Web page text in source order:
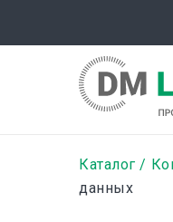
содержанию
Каталог
данных